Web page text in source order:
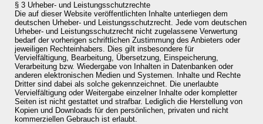
§ 3 Urheber- und Leistungsschutzrechte
Die auf dieser Website veröffentlichten Inhalte unterliegen dem
deutschen Urheber- und Leistungsschutzrecht. Jede vom deutschen
Urheber- und Leistungsschutzrecht nicht zugelassene Verwertung
bedarf der vorherigen schriftlichen Zustimmung des Anbieters oder
jeweiligen Rechteinhabers. Dies gilt insbesondere für
Vervielfältigung, Bearbeitung, Übersetzung, Einspeicherung,
Verarbeitung bzw. Wiedergabe von Inhalten in Datenbanken oder
anderen elektronischen Medien und Systemen. Inhalte und Rechte
Dritter sind dabei als solche gekennzeichnet. Die unerlaubte
Vervielfältigung oder Weitergabe einzelner Inhalte oder kompletter
Seiten ist nicht gestattet und strafbar. Lediglich die Herstellung von
Kopien und Downloads für den persönlichen, privaten und nicht
kommerziellen Gebrauch ist erlaubt.